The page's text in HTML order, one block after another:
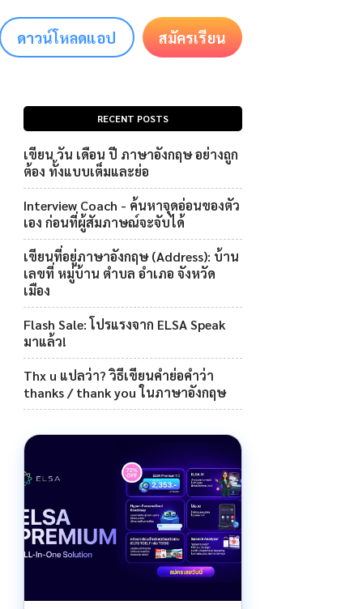
ดาวน์โหลดแอป สมัครเรียน
RECENT POSTS
เขียน วัน เดือน ปี ภาษาอังกฤษ อย่างถูก
ต้อง ทั้งแบบเต็มและย่อ
Interview Coach - ค้นหาจุดอ่อนของตัว
เอง ก่อนที่ผู้สัมภาษณ์จะจับได้
เขียนที่อยู่ภาษาอังกฤษ (Address): บ้าน
เลขที่ หมู่บ้าน ตำบล อำเภอ จังหวัด
เมือง
Flash Sale: โปรแรงจาก ELSA Speak
มาแล้ว!
Thx u แปลว่า? วิธีเขียนคำย่อคำว่า
thanks / thank you ในภาษาอังกฤษ